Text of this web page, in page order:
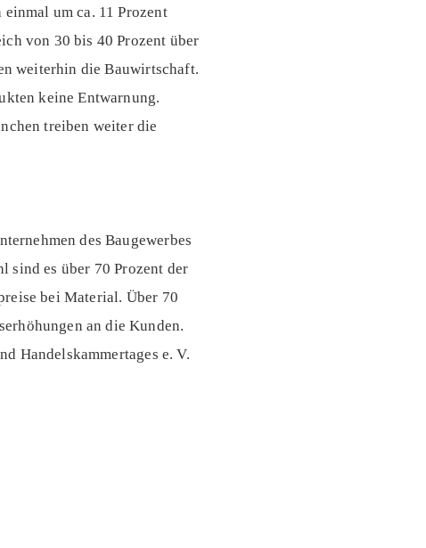
um ca. 11 Prozent
von 30 bis 40 Prozent über
weiterhin die Bauwirtschaft.
keine Entwarnung.
treiben weiter die
des Baugewerbes
es über 70 Prozent der
bei Material. Über 70
an die Kunden.
Handelskammertages e. V.